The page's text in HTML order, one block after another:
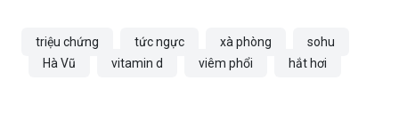
triệu chứng tức ngực xà phòng
sohu
Hà Vũ
vitamin d viêm phổi hắt hơi